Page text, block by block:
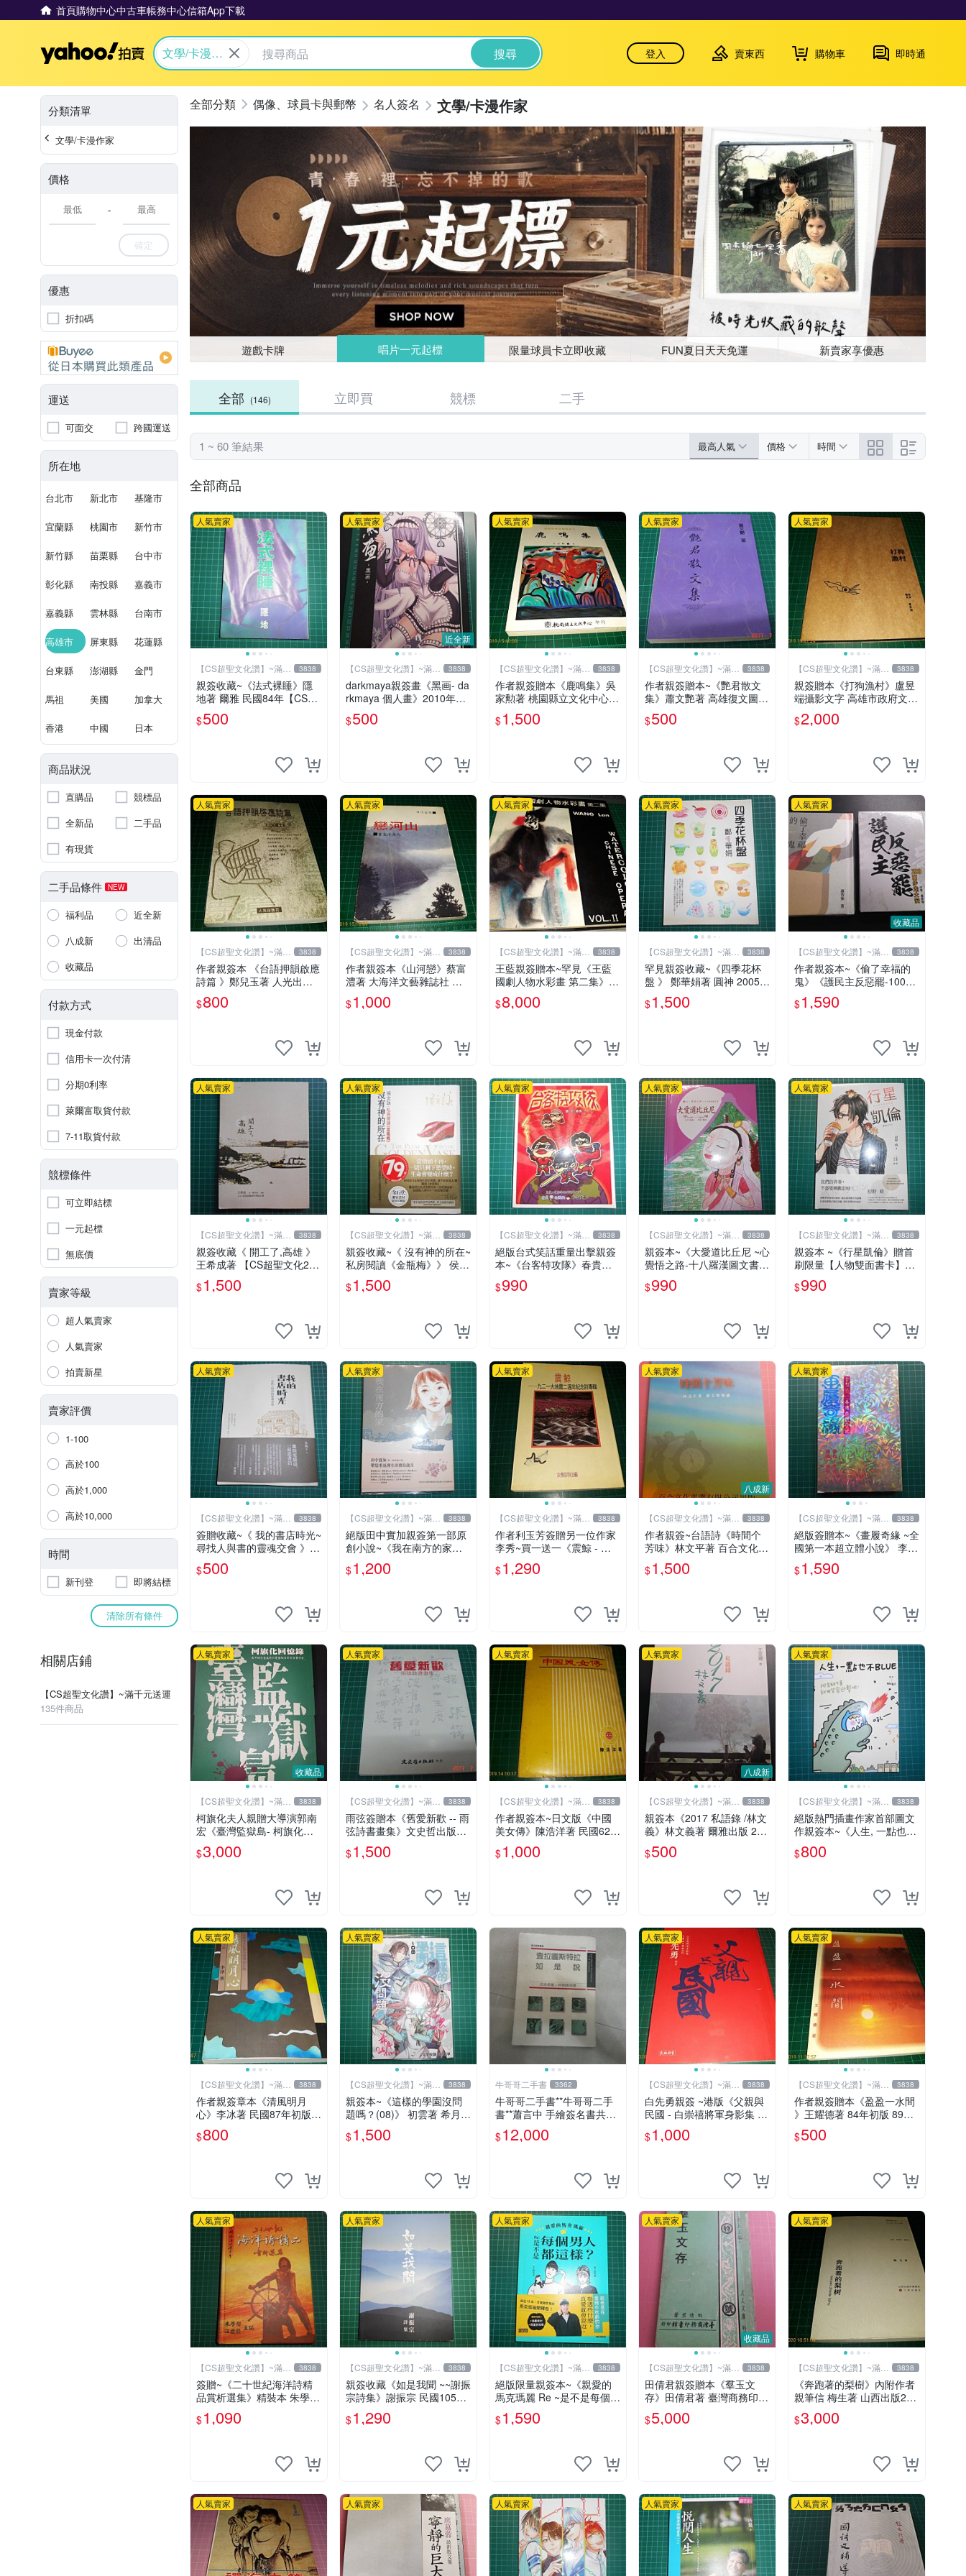
首頁購物中心中古車帳務中心信箱App下載
Yahoo拍賣
文學/卡漫作
搜尋 登入 賣東西 購物車 即時通
分類清單
文學/卡漫作家
價格
-
確定
優惠
折扣碼
運送
可面交 跨國運送
所在地
台北市 新北市 基隆市
宜蘭縣 桃園市 新竹市
新竹縣 苗栗縣 台中市
彰化縣 南投縣 嘉義市
嘉義縣 雲林縣 台南市
高雄市 屏東縣 花蓮縣
台東縣 澎湖縣 金門
馬祖 美國 加拿大
香港 中國 日本
商品狀況
直購品
競標品
全新品
二手品
有現貨
二手品條件 NEW
福利品
近全新
八成新
出清品
收藏品
付款方式
現金付款
信用卡一次付清
分期0利率
萊爾富取貨付款
7-11取貨付款
競標條件
可立即結標
一元起標
無底價
賣家等級
超人氣賣家
人氣賣家
拍賣新星
賣家評價
1-100
高於100
高於1,000
高於10,000
時間
新刊登 即將結標
清除所有條件
相關店鋪
【CS超聖文化讚】~滿千元送運
135件商品
偶像、球員卡與郵幣 名人簽名 文學/卡漫作家
遊戲卡牌 唱片一元起標 限量球員卡立即收藏 FUN夏日天天免運 新賣家享優惠
全部 (146) 立即買 競標 二手
1 ~ 60 筆結果 最高人氣 價格 時間
全部商品
人氣賣家
【CS超聖文化讚】~滿千
元送運
3838
親簽收藏~《法式裸睡》隱
地著 爾雅 民國84年【CS超
聖文化2讚】
$500
近全新
人氣賣家
【CS超聖文化讚】~滿千
元送運
3838
darkmaya親簽畫《黑画- da
rkmaya 個人畫》2010年全
彩 【CS超聖文化讚】
$500
人氣賣家
【CS超聖文化讚】~滿千
元送運
3838
作者親簽贈本《鹿鳴集》吳
家勲著 桃園縣立文化中心
民國85年初版 8成新 【CS
超聖文化讚】
$1,500
人氣賣家
【CS超聖文化讚】~滿千
元送運
3838
作者親簽贈本~《艷君散文
集》蕭文艷著 高雄復文圖書
1997年修訂版 【CS超聖文
化讚】
$500
人氣賣家
【CS超聖文化讚】~滿千
元送運
3838
親簽贈本《打狗漁村》盧昱
端攝影文字 高雄市政府文化
局 2013年初版 【CS超聖文
化讚】
$2,000
人氣賣家
【CS超聖文化讚】~滿千
元送運
3838
作者親簽本 《台語押韻啟應
詩篇 》鄭兒玉著 人光出版
社 2002年初版 9成新 【CS
超聖文化讚】
$800
人氣賣家
【CS超聖文化讚】~滿千
元送運
3838
作者親簽本《山河戀》蔡富
澧著 大海洋文藝雜誌社 內
有註記【CS超聖文化讚】
$1,000
人氣賣家
【CS超聖文化讚】~滿千
元送運
3838
王藍親簽贈本~罕見《王藍
國劇人物水彩畫 第二集》大
本 【 CS超聖文化讚】
$8,000
人氣賣家
【CS超聖文化讚】~滿千
元送運
3838
罕見親簽收藏~《四季花杯
盤 》 鄭華娟著 圓神 2005年
初版【CS超聖文化2讚】
$1,500
收藏品
人氣賣家
【CS超聖文化讚】~滿千
元送運
3838
作者親簽本~《偷了幸福的
鬼》《護民主反惡罷-100萬
步走大安》二本合售 羅智強
著 精裝小冊【CS超聖文化
$1,590
人氣賣家
【CS超聖文化讚】~滿千
元送運
3838
親簽收藏《 開工了,高雄 》
王希成著 【CS超聖文化2
讚】
$1,500
人氣賣家
【CS超聖文化讚】~滿千
元送運
3838
親簽收藏~《 沒有神的所在~
私房閱讀《金瓶梅》》 侯文
詠著 皇冠 民2009年初版
【CS超聖文化2讚】
$1,500
人氣賣家
【CS超聖文化讚】~滿千
元送運
3838
絕版台式笑話重量出擊親簽
本~《台客特攻隊》春貴文.
圖 布克文化【CS超聖文化2
讚】
$990
人氣賣家
【CS超聖文化讚】~滿千
元送運
3838
親簽本~《大愛道比丘尼 ~心
覺悟之路-十八羅漢圖文書》
妍因改寫 羅莎繪 佛光文化
【CS超聖文化2讚】
$990
人氣賣家
【CS超聖文化讚】~滿千
元送運
3838
親簽本 ~《行星凱倫》贈首
刷限量【人物雙面書卡】】
初野 晴著 RUM繪 獨步 書況
新 【CS超聖文化2讚】
$990
人氣賣家
【CS超聖文化讚】~滿千
元送運
3838
簽贈收藏~《 我的書店時光~
尋找人與書的靈魂交會 》附
書腰 水瓶子著 文經社【CS
超聖文化2讚】
$500
人氣賣家
【CS超聖文化讚】~滿千
元送運
3838
絕版田中實加親簽第一部原
創小說~《我在南方的家》
附書套 田中實加 (陳宣儒)著
$1,200
人氣賣家
【CS超聖文化讚】~滿千
元送運
3838
作者利玉芳簽贈另一位作家
李秀~買一送一《震鯨 - 九
二一大地震二週年紀念詩專
輯》女鯨詩社編 (贈 利玉芳
$1,290
八成新
人氣賣家
【CS超聖文化讚】~滿千
元送運
3838
作者親簽~台語詩《時間个
芳味》林文平著 百合文化事
業 2006.10初版一刷 附光碟
【CS超聖文化讚】
$1,500
人氣賣家
【CS超聖文化讚】~滿千
元送運
3838
絕版簽贈本~《畫履奇緣 ~全
國第一本超立體小說》 李奇
著 李奇繪圖【CS超聖文化2
讚】
$1,590
收藏品
人氣賣家
【CS超聖文化讚】~滿千
元送運
3838
柯旗化夫人親贈大導演郭南
宏《臺灣監獄島- 柯旗化回
憶錄》柯旗化著 第一出版社
2002年修訂再版 【CS超聖
$3,000
人氣賣家
【CS超聖文化讚】~滿千
元送運
3838
雨弦簽贈本《舊愛新歡 -- 雨
弦詩書畫集》文史哲出版社
印 民國85年初版 9成新 【C
S超聖文化讚】
$1,500
人氣賣家
【CS超聖文化讚】~滿千
元送運
3838
作者親簽本~日文版《中國
美女傳》陳浩洋著 民國62年
6月出版 【CS超聖文化讚】
$1,000
八成新
人氣賣家
【CS超聖文化讚】~滿千
元送運
3838
親簽本《2017 私語錄 /林文
義》林文義著 爾雅出版 201
8年初版【CS超聖文化讚】
$500
人氣賣家
【CS超聖文化讚】~滿千
元送運
3838
絕版熱門插畫作家首部圖文
作親簽本~《人生, 一點也不
BLUE~阿雜的事就用笑容迎
擊吧！》Ning著/繪 悅知文
$800
人氣賣家
【CS超聖文化讚】~滿千
元送運
3838
作者親簽章本《清風明月
心》李冰著 民國87年初版
山林書局出版 書緣有微斑
【CS 超聖文化讚】
$800
人氣賣家
【CS超聖文化讚】~滿千
元送運
3838
親簽本~《這樣的學園沒問
題嗎？(08)》 初雲著 希月繪
飛燕文創 書況新【CS超聖
文化2讚】
$1,500
牛哥哥二手書 3362
牛哥哥二手書**牛哥哥二手
書**蕭言中 手繪簽名書共1
本*查拉圖斯特拉如是說 尼
采著1989遠流一板共1本
$12,000
人氣賣家
【CS超聖文化讚】~滿千
元送運
3838
白先勇親簽 ~港版《父親與
民國 - 白崇禧將軍身影集 下
冊》白先勇編 天地出版 201
2年初版 .香港【CS超聖文
$1,000
人氣賣家
【CS超聖文化讚】~滿千
元送運
3838
作者親簽贈本《盈盈一水間
》王耀德著 84年初版 89成
新 【CS超聖文化讚】
$500
人氣賣家
【CS超聖文化讚】~滿千
元送運
3838
簽贈~《二十世紀海洋詩精
品賞析選集》精裝本 朱學恕
等主編 詩藝文 2002年初版
【CS超聖文化2讚】
$1,090
人氣賣家
【CS超聖文化讚】~滿千
元送運
3838
親簽收藏《如是我聞 ~~謝振
宗詩集》謝振宗 民國105年
初版【CS超聖文化2讚】
$1,290
人氣賣家
【CS超聖文化讚】~滿千
元送運
3838
絕版限量親簽本~《親愛的
馬克瑪麗 Re ~是不是每個男
人都這樣？（附贈快速通關
信封）》附書腰 歐馬克 吳
$1,590
收藏品
人氣賣家
【CS超聖文化讚】~滿千
元送運
3838
田倩君親簽贈本《羣玉文
存》田倩君著 臺灣商務印書
館 民國61年初版 有劃註記
【CS超聖文化讚】
$5,000
人氣賣家
【CS超聖文化讚】~滿千
元送運
3838
《奔跑著的梨樹》內附作者
親筆信 梅生著 山西出版201
0年第一版一刷 【CS超聖文
化讚】
$3,000
人氣賣家 人氣賣家 人氣賣家 人氣賣家 人氣賣家